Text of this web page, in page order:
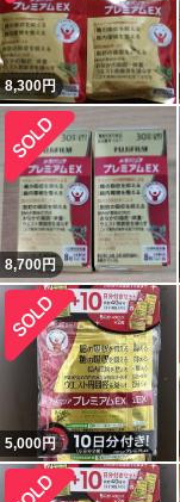
8,300円
8,700円
5,000円